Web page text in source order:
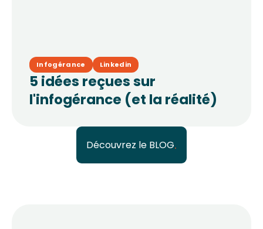
Infogérance Linkedin
5 idées reçues sur
l'infogérance (et la réalité)
Découvrez le BLOG